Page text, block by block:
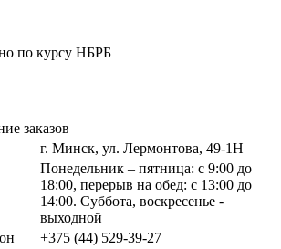
по курсу НБРБ
заказов
г. Минск, ул. Лермонтова, 49-1Н
Понедельник – пятница: с 9:00 до
18:00, перерыв на обед: с 13:00 до
14:00. Суббота, воскресенье -
выходной
+375 (44) 529-39-27